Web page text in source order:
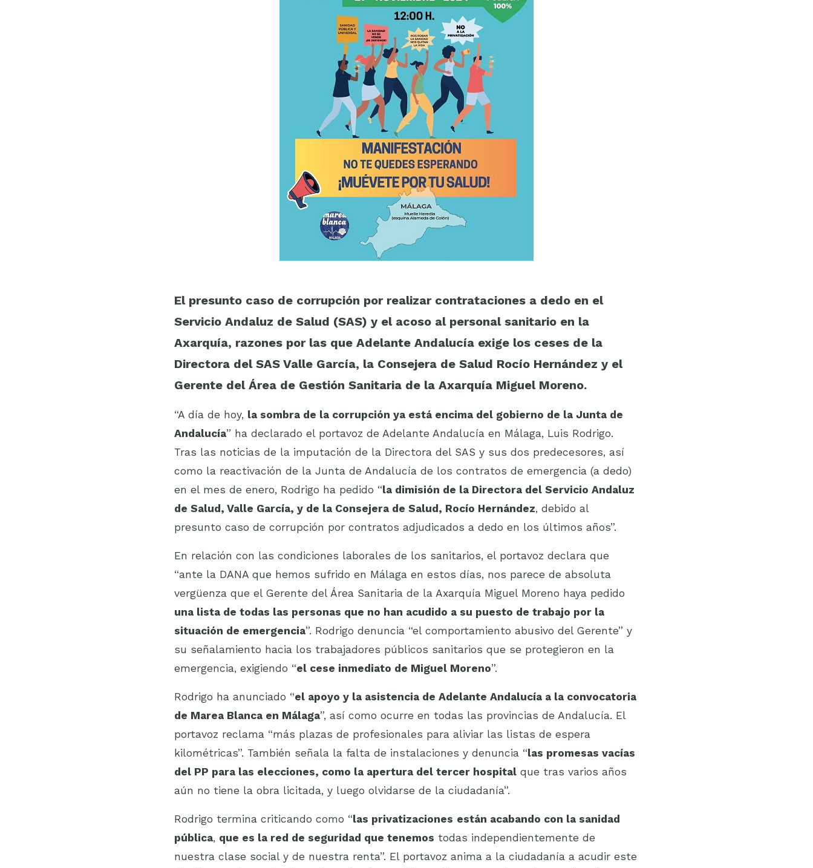
El presunto caso de corrupción por realizar contrataciones a dedo en el
Servicio Andaluz de Salud (SAS) y el acoso al personal sanitario en la
Axarquía, razones por las que Adelante Andalucía exige los ceses de la
Directora del SAS Valle García, la Consejera de Salud Rocío Hernández y el
Gerente del Área de Gestión Sanitaria de la Axarquía Miguel Moreno.
“A día de hoy, la sombra de la corrupción ya está encima del gobierno de la Junta de
Andalucía” ha declarado el portavoz de Adelante Andalucía en Málaga, Luis Rodrigo.
Tras las noticias de la imputación de la Directora del SAS y sus dos predecesores, así
como la reactivación de la Junta de Andalucía de los contratos de emergencia (a dedo)
en el mes de enero, Rodrigo ha pedido “la dimisión de la Directora del Servicio Andaluz
de Salud, Valle García, y de la Consejera de Salud, Rocío Hernández, debido al
presunto caso de corrupción por contratos adjudicados a dedo en los últimos años”.
En relación con las condiciones laborales de los sanitarios, el portavoz declara que
“ante la DANA que hemos sufrido en Málaga en estos días, nos parece de absoluta
vergüenza que el Gerente del Área Sanitaria de la Axarquía Miguel Moreno haya pedido
una lista de todas las personas que no han acudido a su puesto de trabajo por la
situación de emergencia”. Rodrigo denuncia “el comportamiento abusivo del Gerente” y
su señalamiento hacia los trabajadores públicos sanitarios que se protegieron en la
emergencia, exigiendo “el cese inmediato de Miguel Moreno”.
Rodrigo ha anunciado “el apoyo y la asistencia de Adelante Andalucía a la convocatoria
de Marea Blanca en Málaga”, así como ocurre en todas las provincias de Andalucía. El
portavoz reclama “más plazas de profesionales para aliviar las listas de espera
kilométricas”. También señala la falta de instalaciones y denuncia “las promesas vacías
del PP para las elecciones, como la apertura del tercer hospital que tras varios años
aún no tiene la obra licitada, y luego olvidarse de la ciudadanía”.
Rodrigo termina criticando como “las privatizaciones están acabando con la sanidad
pública, que es la red de seguridad que tenemos todas independientemente de
nuestra clase social y de nuestra renta”. El portavoz anima a la ciudadanía a acudir este